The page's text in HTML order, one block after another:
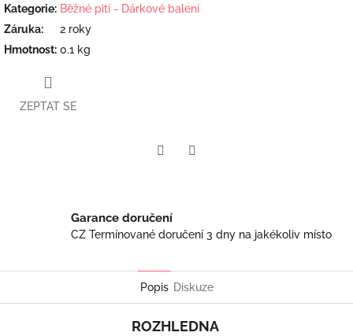
Kategorie: Běžné pití - Dárkové balení
Záruka:
2 roky
Hmotnost: 0.1 kg
ZEPTAT SE
Garance doručení
CZ Termínované doručení 3 dny na jakékoliv místo
Popis Diskuze
ROZHLEDNA